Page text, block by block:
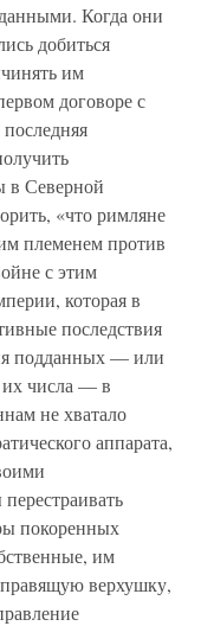
Когда они
добиться
им
договоре с
в Северной
«что римляне
племенем против
с этим
которая в
последствия
подданных — или
их числа — в
не хватало
аппарата,
покоренных
им
верхушку,